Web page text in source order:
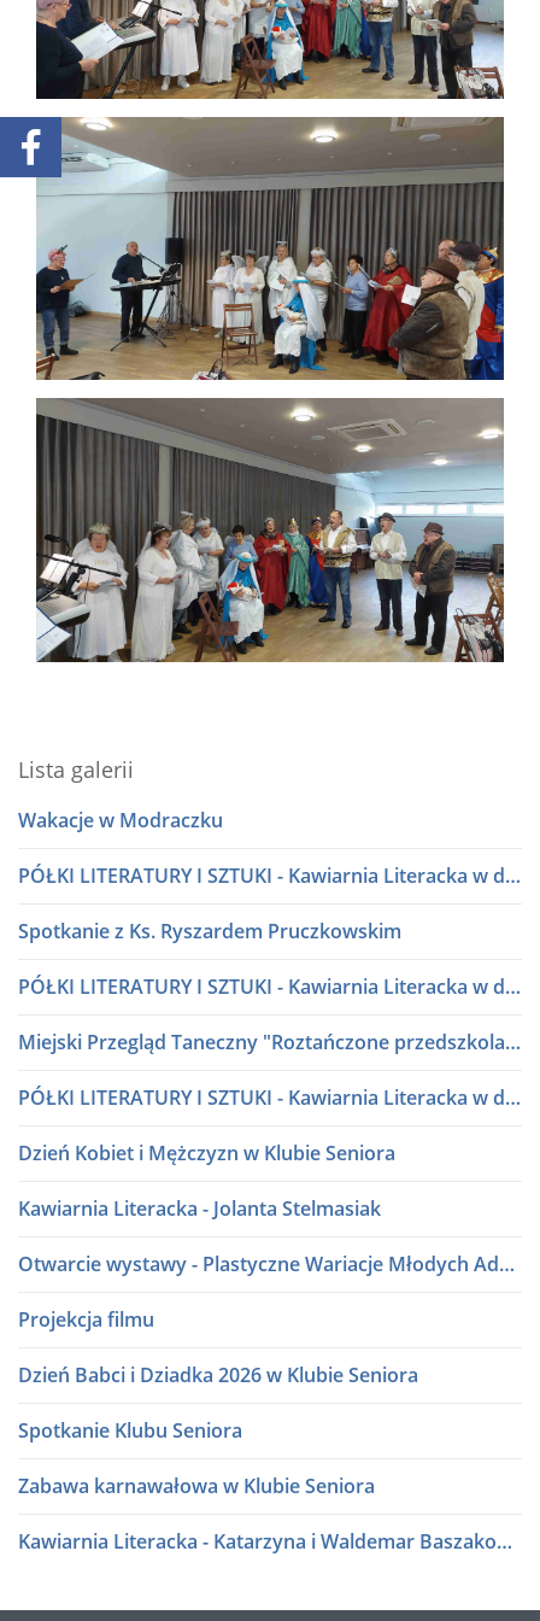
Lista galerii
Wakacje w Modraczku
PÓŁKI LITERATURY I SZTUKI - Kawiarnia Literacka w dialogu
Spotkanie z Ks. Ryszardem Pruczkowskim
PÓŁKI LITERATURY I SZTUKI - Kawiarnia Literacka w dialogu
Miejski Przegląd Taneczny "Roztańczone przedszkolaki" lata 80 i 90
PÓŁKI LITERATURY I SZTUKI - Kawiarnia Literacka w dialogu
Dzień Kobiet i Mężczyzn w Klubie Seniora
Kawiarnia Literacka - Jolanta Stelmasiak
Otwarcie wystawy - Plastyczne Wariacje Młodych Adeptów Sztuki
Projekcja filmu
Dzień Babci i Dziadka 2026 w Klubie Seniora
Spotkanie Klubu Seniora
Zabawa karnawałowa w Klubie Seniora
Kawiarnia Literacka - Katarzyna i Waldemar Baszakowie